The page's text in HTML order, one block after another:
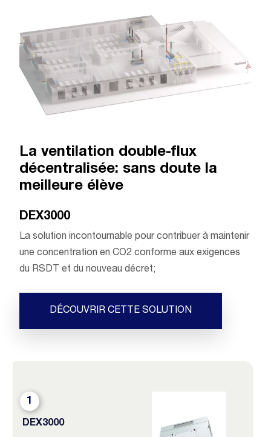
La ventilation double-flux
décentralisée: sans doute la
meilleure élève
DEX3000
La solution incontournable pour contribuer à maintenir
une concentration en CO2 conforme aux exigences
du RSDT et du nouveau décret;
DÉCOUVRIR CETTE SOLUTION
1
DEX3000